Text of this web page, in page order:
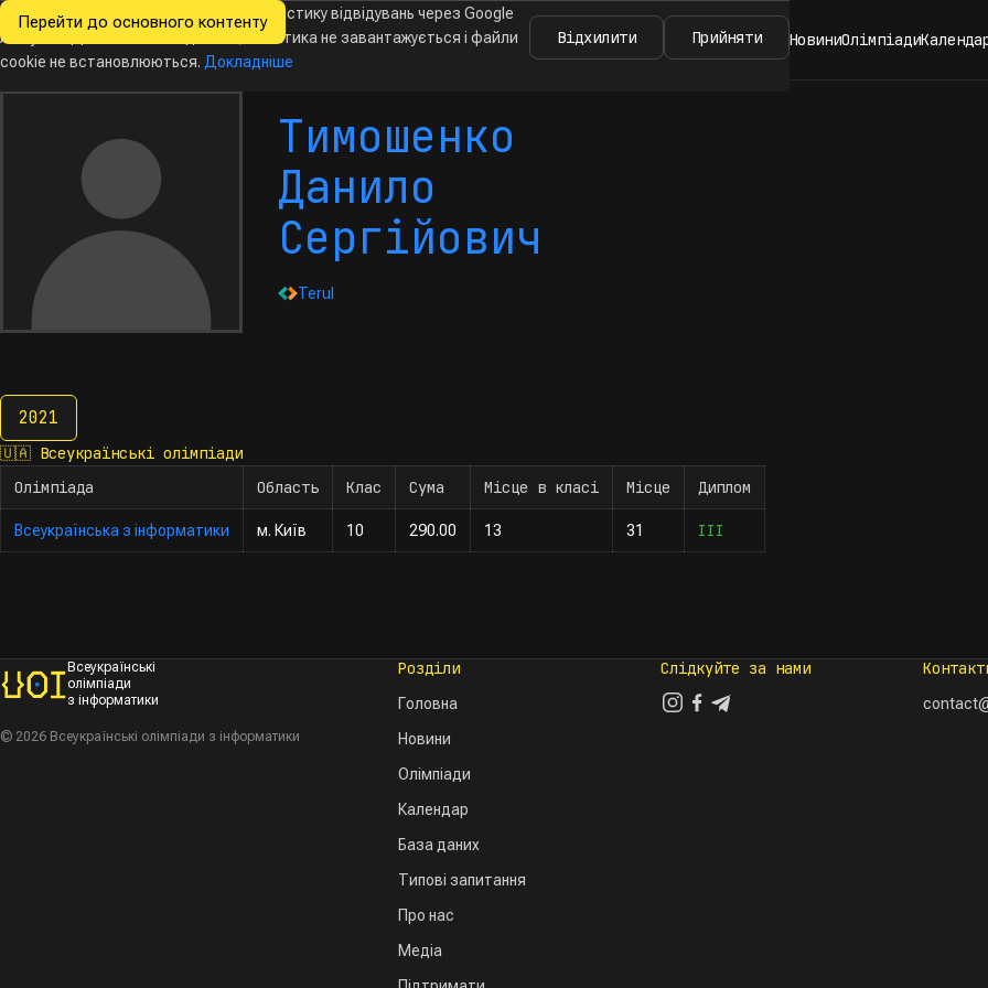
Перейти до основного контенту
Всеукраїнські
з інформатики
НовиниОлімпіади
Тимошенко
Данило
Сергійович
Terul
2021
2021
🇺🇦 Всеукраїнські олімпіади
Олімпіада
Область Клас Сума Місце в класі Місце Диплом
Всеукраїнська з інформатики м. Київ 10 290.00 13 31 III
Всеукраїнські
олімпіади
з інформатики
© 2026 Всеукраїнські олімпіади з інформатики
Розділи
Головна
Новини
Олімпіади
Календар
База даних
Типові запитання
Про нас
Медіа
Слідкуйте за нами
Ми хочемо збирати знеособлену статистику відвідувань через Google
Analytics. Доки ви не погодитесь, аналітика не завантажується і файли
cookie не встановлюються. Докладніше
Відхилити Прийняти